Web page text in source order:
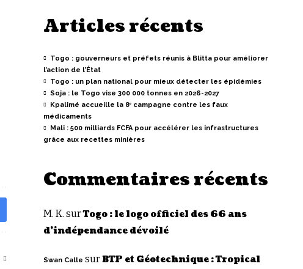
Articles récents
Togo : gouverneurs et préfets réunis à Blitta pour améliorer
l’action de l’État
Togo : un plan national pour mieux détecter les épidémies
Soja : le Togo vise 300 000 tonnes en 2026-2027
Kpalimé accueille la 8ᵉ campagne contre les faux
médicaments
Mali : 500 milliards FCFA pour accélérer les infrastructures
grâce aux recettes minières
Commentaires récents
M. K. surTogo : le logo officiel des 66 ans
d’indépendance dévoilé
Swan Calle surBTP et Géotechnique : Tropical